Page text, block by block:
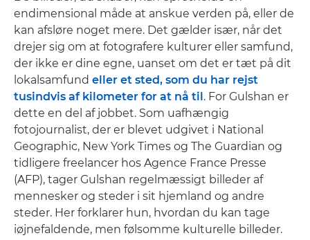
endimensional måde at anskue verden på, eller de
kan afsløre noget mere. Det gælder især, når det
drejer sig om at fotografere kulturer eller samfund,
der ikke er dine egne, uanset om det er tæt på dit
lokalsamfund eller et sted, som du har rejst
tusindvis af kilometer for at nå til. For Gulshan er
dette en del af jobbet. Som uafhængig
fotojournalist, der er blevet udgivet i National
Geographic, New York Times og The Guardian og
tidligere freelancer hos Agence France Presse
(AFP), tager Gulshan regelmæssigt billeder af
mennesker og steder i sit hjemland og andre
steder. Her forklarer hun, hvordan du kan tage
iøjnefaldende, men følsomme kulturelle billeder.